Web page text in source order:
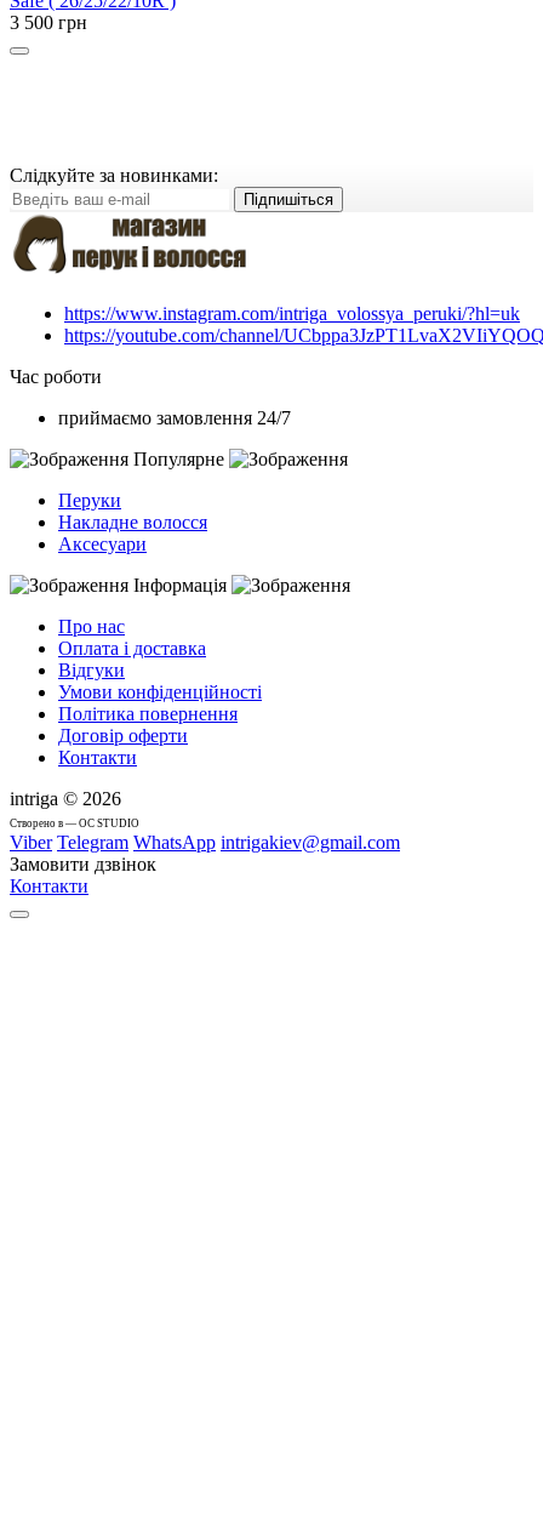
3 500 грн
Слідкуйте за новинками:
Підпишіться
https://www.instagram.com/intriga_volossya_peruki/?hl=uk
https://youtube.com/channel/
Час роботи
приймаємо замовлення 24/7
Популярне
Перуки
Накладне волосся
Аксесуари
Інформація
Про нас
Оплата і доставка
Відгуки
Умови конфіденційності
Політика повернення
Договір оферти
Контакти
intriga © 2026
Cтворено в — OC STUDIO
Viber Telegram WhatsApp intrigakiev@gmail.com
Замовити дзвінок
Контакти